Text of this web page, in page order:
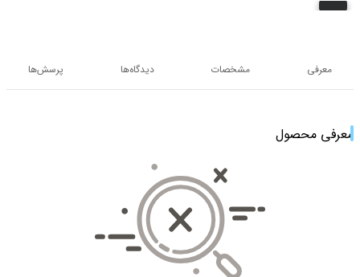
معرفی مشخصات دیدگاه‌ها پرسش‌ها
معرفی محصول